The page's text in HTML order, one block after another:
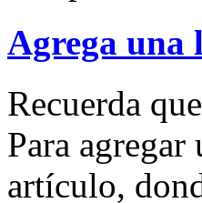
Agrega una
Recuerda
Para agregar
artículo,